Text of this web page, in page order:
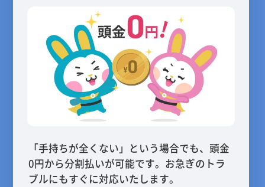
「手持ちが全くない」という場合でも、頭金
0円から分割払いが可能です。お急ぎのトラ
ブルにもすぐに対応いたします。